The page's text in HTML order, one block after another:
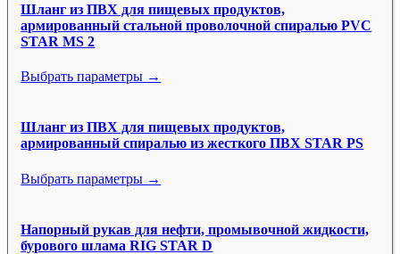
Шланг из ПВХ для пищевых продуктов,
армированный стальной проволочной спиралью PVC
STAR MS 2
Выбрать параметры →
Шланг из ПВХ для пищевых продуктов,
армированный спиралью из жесткого ПВХ STAR PS
Выбрать параметры →
Напорный рукав для нефти, промывочной жидкости,
бурового шлама RIG STAR D